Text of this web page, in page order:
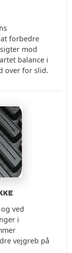
forbedre
mod
balance i
over for slid.
ved
i
vejgreb på